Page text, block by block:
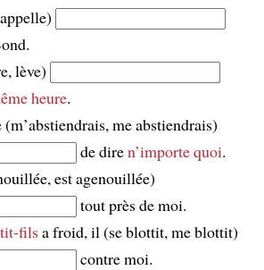
lève)
heure.
(m’abstiendrais, me abstiendrais)
de diren’importe quoi.
est agenouillée)
tout près de moi.
filsa froid, il (se blottit, me blottit)
contre moi.